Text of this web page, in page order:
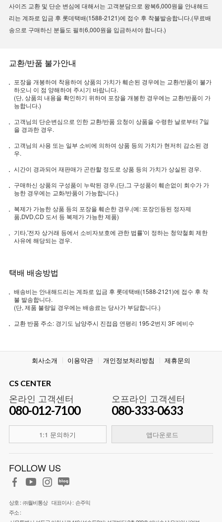
사이즈 교환 및 단순 변심에 대해서는 고객분담으로 왕복6,000원을 안내해드
리는 계좌로 입금 후 롯데택배(1588-2121)에 접수 후 착불발송합니다.(무료배
송으로 구매하신 분들도 필히6,000원을 입금하셔야 합니다.)
교환/반품 불가안내
포장을 개봉하여 착용하여 상품의 가치가 훼손된 경우에는 교환/반품이 불가
하오니 이 점 양해하여 주시기 바랍니다.
(단, 상품의 내용을 확인하기 위하여 포장을 개봉한 경우에는 교환/반품이 가
능합니다.)
고객님의 단순변심으로 인한 교환/반품 요청이 상품을 수령한 날로부터 7일
을 경과한 경우.
고객님의 사용 또는 일부 소비에 의하여 상품 등의 가치가 현저히 감소된 경
우.
시간이 경과되어 재판매가 곤란할 정도로 상품 등의 가치가 상실된 경우.
구매하신 상품의 구성품이 누락된 경우.(단,그 구성품이 훼손없이 회수가 가
능한 경우에는 교화/반품이 가능합니다.)
복제가 가능한 상품 등의 포장을 훼손한 경우.(예: 포장인등된 정자제
품,DVD,CD 도서 등 복제가 가능한 제품)
기타,'전자 상거래 등에서 소비자보호에 관한 법률'이 정하는 청약철회 제한
사유에 해당되는 경우.
택배 배송방법
배송비는 안내해드리는 계좌로 입금 후 롯데택배(1588-2121)에 접수 후 착
불 발송합니다.
(단, 제품 불량일 경우에는 배송료는 당사가 부담합니다.)
교환 반품 주소: 경기도 남양주시 진접읍 연평리 195-2번지 3F 에비수
회사소개 이용약관 개인정보처리방침 제휴문의
CS CENTER
온라인 고객센터
080-012-7100
1:1 문의하기
오프라인 고객센터
080-333-0633
앱다운로드
FOLLOW US
상호 : ㈜월비통상 대표이사 : 손주익
주소 :